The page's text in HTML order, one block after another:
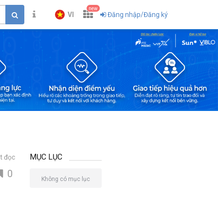
VI
new
Đăng nhập/Đăng ký
đọc
0
MỤC LỤC
Không có mục lục